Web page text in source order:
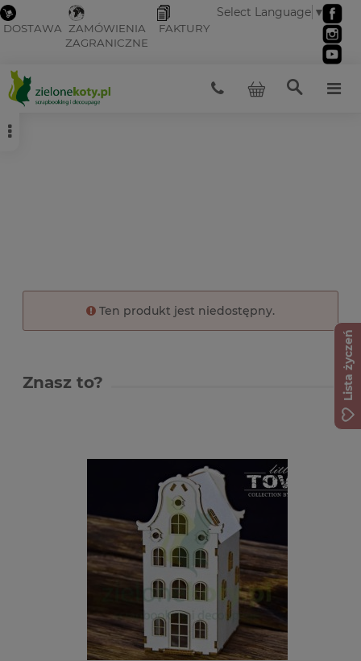
DOSTAWA ZAMÓWIENIA
ZAGRANICZNE
FAKTURY
Select Language ▼
Ten produkt jest niedostępny.
Znasz to? Lista życzeń